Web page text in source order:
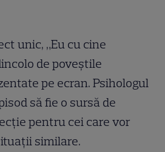
unic, „Eu cu cine
de poveștile
pe ecran. Psihologul
să fie o sursă de
pentru cei care vor
similare.